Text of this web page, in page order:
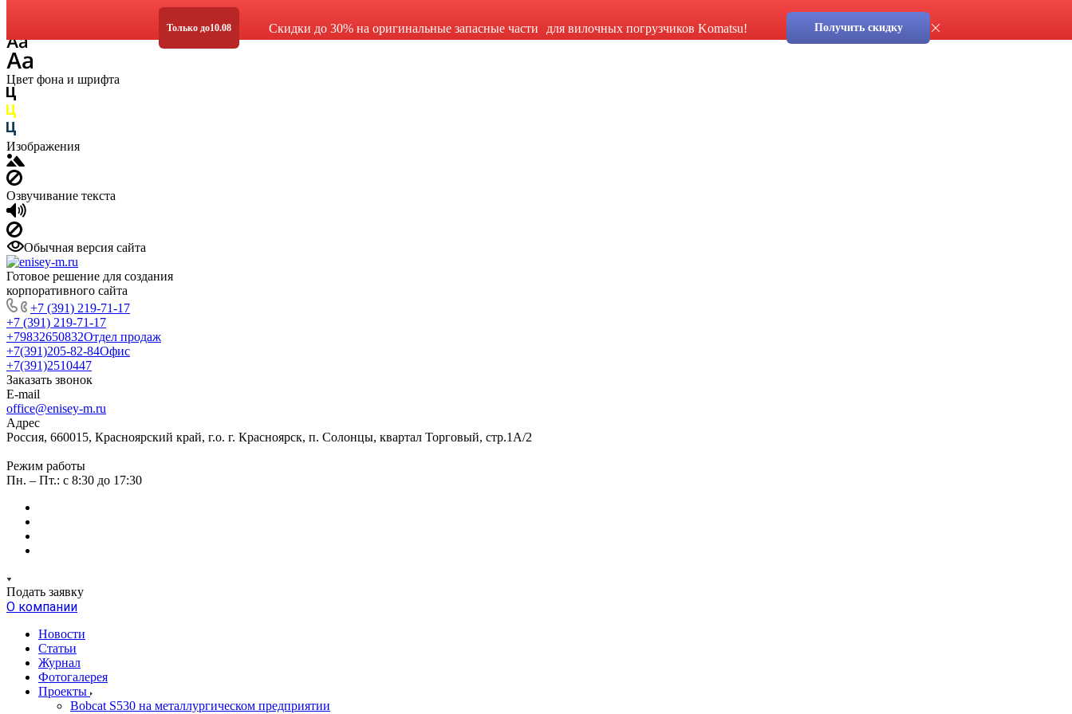
Только до10.08 Скидки до 30% на оригинальные запасные части для вилочных погрузчиков Komatsu! Получить скидку
Цвет фона и шрифта
Изображения
Озвучивание текста
Обычная версия сайта
Готовое решение для создания
корпоративного сайта
+7 (391) 219-71-17
+7 (391) 219-71-17
+79832650832Отдел продаж
+7(391)205-82-84Офис
+7(391)2510447
Заказать звонок
E-mail
office@enisey-m.ru
Адрес
Россия, 660015, Красноярский край, г.о. г. Красноярск, п. Солонцы, квартал Торговый, стр.1А/2
Режим работы
Пн. – Пт.: c 8:30 до 17:30
Подать заявку
О компании
Новости
Статьи
Журнал
Фотогалерея
Проекты
Bobcat S530 на металлургическом предприятии